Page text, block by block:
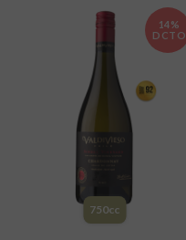
14%
DCTO
750cc